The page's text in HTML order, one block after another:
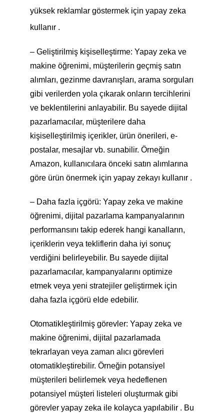
yüksek reklamlar göstermek için yapay zeka
kullanır .
– Geliştirilmiş kişiselleştirme: Yapay zeka ve
makine öğrenimi, müşterilerin geçmiş satın
alımları, gezinme davranışları, arama sorguları
gibi verilerden yola çıkarak onların tercihlerini
ve beklentilerini anlayabilir. Bu sayede dijital
pazarlamacılar, müşterilere daha
kişiselleştirilmiş içerikler, ürün önerileri, e-
postalar, mesajlar vb. sunabilir. Örneğin
Amazon, kullanıcılara önceki satın alımlarına
göre ürün önermek için yapay zekayı kullanır .
– Daha fazla içgörü: Yapay zeka ve makine
öğrenimi, dijital pazarlama kampanyalarının
performansını takip ederek hangi kanalların,
içeriklerin veya tekliflerin daha iyi sonuç
verdiğini belirleyebilir. Bu sayede dijital
pazarlamacılar, kampanyalarını optimize
etmek veya yeni stratejiler geliştirmek için
daha fazla içgörü elde edebilir.
Otomatikleştirilmiş görevler: Yapay zeka ve
makine öğrenimi, dijital pazarlamada
tekrarlayan veya zaman alıcı görevleri
otomatikleştirebilir. Örneğin potansiyel
müşterileri belirlemek veya hedeflenen
potansiyel müşteri listeleri oluşturmak gibi
görevler yapay zeka ile kolayca yapılabilir . Bu